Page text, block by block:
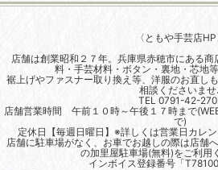
〈ともや手芸店HP
店舗は創業昭和２７年。兵庫県赤穂市にある
料・手芸材料・ボタン・裏地・芯地
裾上げやファスナー取り換え等、洋服のお直し
相談くださいませ
TEL 0791-42-
店舗営業時間 午前１０時～午後１７時まで
で)
定休日【毎週日曜日】※詳しくは営業日カレ
店舗に駐車場がなく、お車でお越しの際は店舗
の加里屋駐車場(無料)をご利用
インボイス登録番号「